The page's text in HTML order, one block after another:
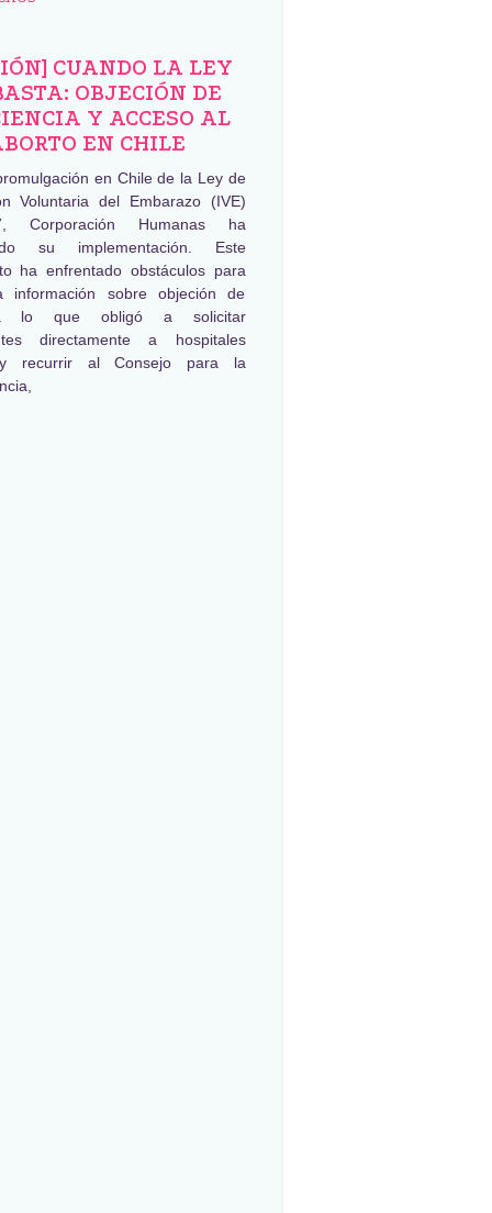
CUANDO LA LEY
OBJECIÓN DE
Y ACCESO AL
EN CHILE
en Chile de la Ley de
Voluntaria del Embarazo (IVE)
Corporación Humanas ha
su implementación. Este
ha enfrentado obstáculos para
información sobre objeción de
lo que obligó a solicitar
directamente a hospitales
recurrir al Consejo para la